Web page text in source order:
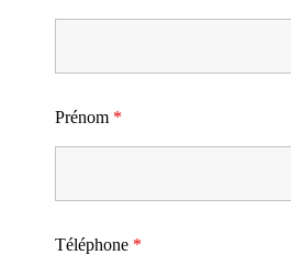
Prénom *
Téléphone *